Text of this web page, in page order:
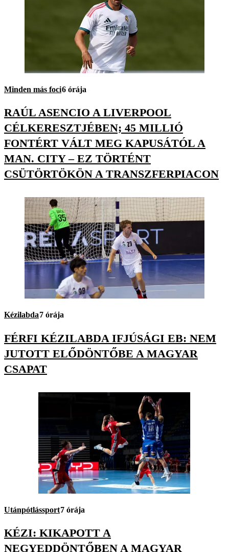
Minden más foci6 órája
RAÚL ASENCIO A LIVERPOOL
CÉLKERESZTJÉBEN; 45 MILLIÓ
FONTÉRT VÁLT MEG KAPUSÁTÓL A
MAN. CITY – EZ TÖRTÉNT
CSÜTÖRTÖKÖN A TRANSZFERPIACON
Kézilabda7 órája
FÉRFI KÉZILABDA IFJÚSÁGI EB: NEM
JUTOTT ELŐDÖNTŐBE A MAGYAR
CSAPAT
Utánpótlássport7 órája
KÉZI: KIKAPOTT A
NEGYEDDÖNTŐBEN A MAGYAR